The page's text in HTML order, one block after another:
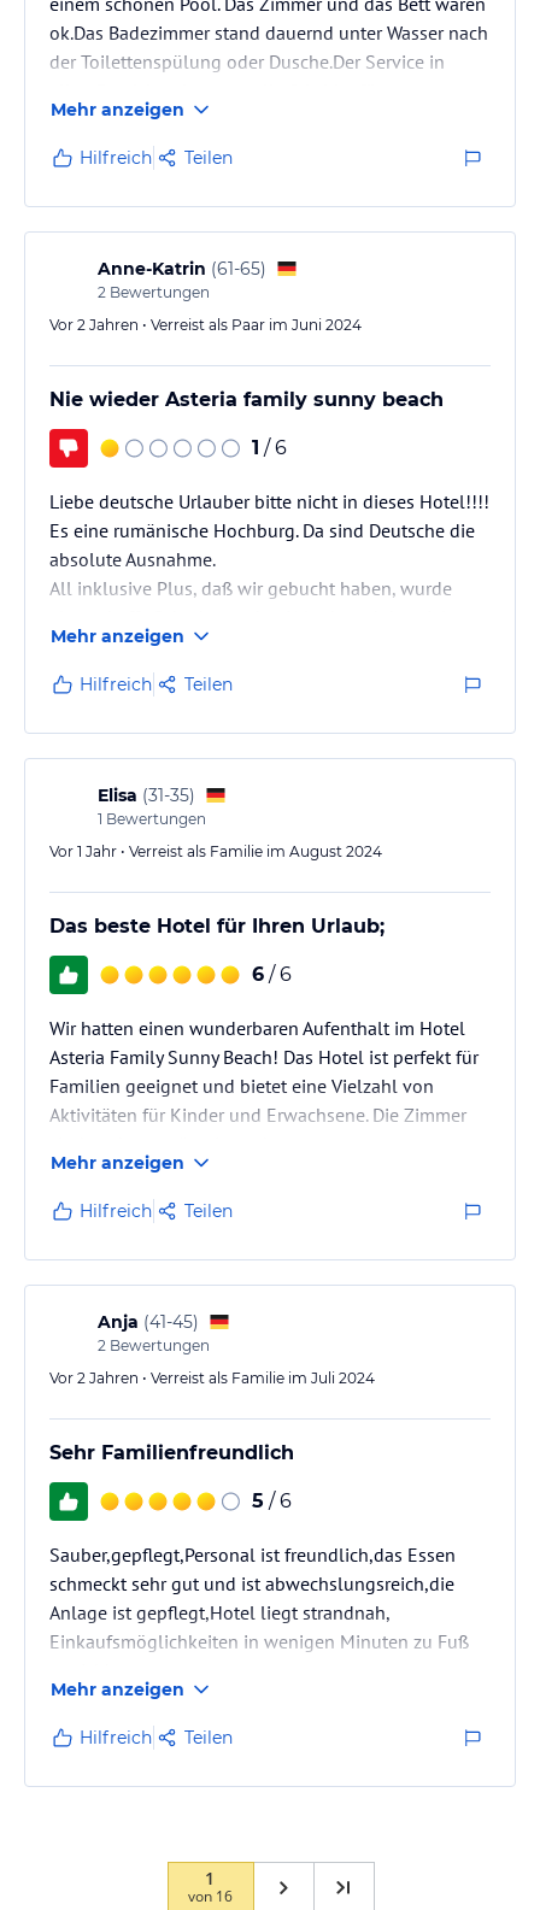
ok.Das Badezimmer stand dauernd unter Wasser nach
der Toilettenspülung oder Dusche.Der Service in
Mitteleuropäer Urlauber nicht geeignet !
Mehr anzeigen
Hilfreich Teilen
Anne-Katrin (61-65)
2 Bewertungen
Vor 2 Jahren • Verreist als Paar im Juni 2024
Nie wieder Asteria family sunny beach
1 / 6
Liebe deutsche Urlauber bitte nicht in dieses Hotel!!!!
Es eine rumänische Hochburg. Da sind Deutsche die
absolute Ausnahme.
All inklusive Plus, daß wir gebucht haben, wurde
Geld.
Das Haus ist es nicht wert.
Mehr anzeigen
Hilfreich Teilen
Elisa (31-35)
1 Bewertungen
Vor 1 Jahr • Verreist als Familie im August 2024
Das beste Hotel für Ihren Urlaub;
6 / 6
Wir hatten einen wunderbaren Aufenthalt im Hotel
Asteria Family Sunny Beach! Das Hotel ist perfekt für
Familien geeignet und bietet eine Vielzahl von
Aktivitäten für Kinder und Erwachsene. Die Zimmer
Besonders gefallen hat uns die freundliche
Atmosphäre und das stets hilfsbereite Personal, das
immer ein Lächeln auf den Lippen hatte.
Das Essen im Restaurant war vielfältig und sehr
lecker, mit einer großen Auswahl an Gerichten, die
jeden Tag frisch zubereitet wurden.…
Mehr anzeigen
Hilfreich Teilen
Anja (41-45)
2 Bewertungen
Vor 2 Jahren • Verreist als Familie im Juli 2024
Sehr Familienfreundlich
5 / 6
Sauber,gepflegt,Personal ist freundlich,das Essen
schmeckt sehr gut und ist abwechslungsreich,die
Anlage ist gepflegt,Hotel liegt strandnah,
Einkaufsmöglichkeiten in wenigen Minuten zu Fuß
Mehr anzeigen
Hilfreich Teilen
1
von 16